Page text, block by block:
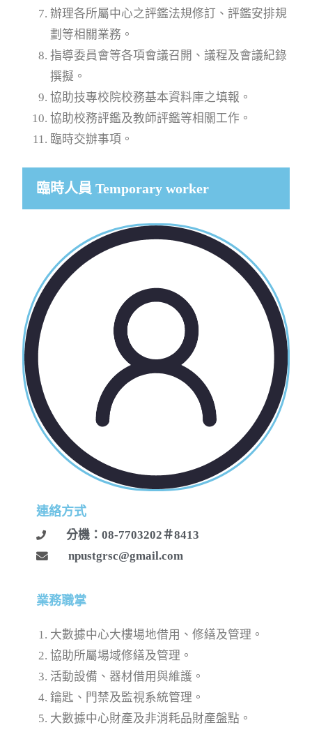
辦理各所屬中心之評鑑法規修訂、評鑑安排規
劃等相關業務。
指導委員會等各項會議召開、議程及會議紀錄
撰擬。
協助技專校院校務基本資料庫之填報。
協助校務評鑑及教師評鑑等相關工作。
臨時交辦事項。
臨時人員 Temporary worker
連絡方式
分機：08-7703202＃8413
npustgrsc@gmail.com
業務職掌
大數據中心大樓場地借用、修繕及管理。
協助所屬場域修繕及管理。
活動設備、器材借用與維護。
鑰匙、門禁及監視系統管理。
大數據中心財產及非消耗品財產盤點。